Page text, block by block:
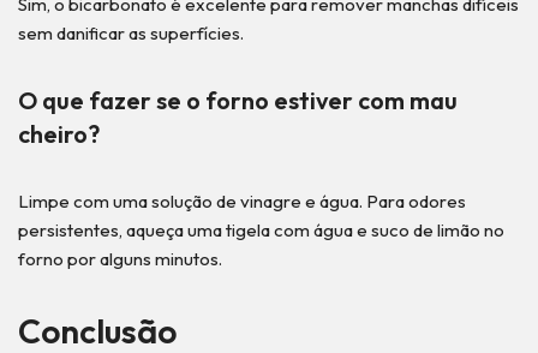
sem danificar as superfícies.
O que fazer se o forno estiver com mau
cheiro?
Limpe com uma solução de vinagre e água. Para odores
persistentes, aqueça uma tigela com água e suco de limão no
forno por alguns minutos.
Conclusão